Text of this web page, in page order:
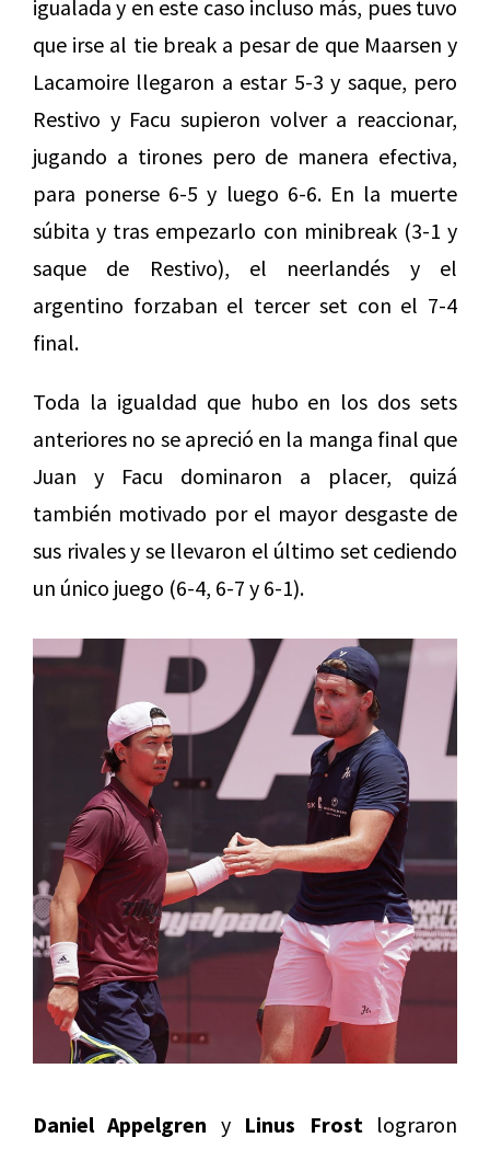
igualada y en este caso incluso más, pues tuvo
que irse al tie break a pesar de que Maarsen y
Lacamoire llegaron a estar 5-3 y saque, pero
Restivo y Facu supieron volver a reaccionar,
jugando a tirones pero de manera efectiva,
para ponerse 6-5 y luego 6-6. En la muerte
súbita y tras empezarlo con minibreak (3-1 y
saque de Restivo), el neerlandés y el
argentino forzaban el tercer set con el 7-4
final.
Toda la igualdad que hubo en los dos sets
anteriores no se apreció en la manga final que
Juan y Facu dominaron a placer, quizá
también motivado por el mayor desgaste de
sus rivales y se llevaron el último set cediendo
un único juego (6-4, 6-7 y 6-1).
Daniel Appelgren y Linus Frostlograron